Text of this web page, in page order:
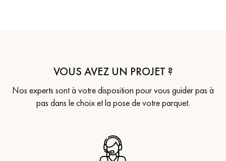
VOUS AVEZ UN PROJET ?
Nos experts sont à votre disposition pour vous guider pas à
pas dans le choix et la pose de votre parquet.